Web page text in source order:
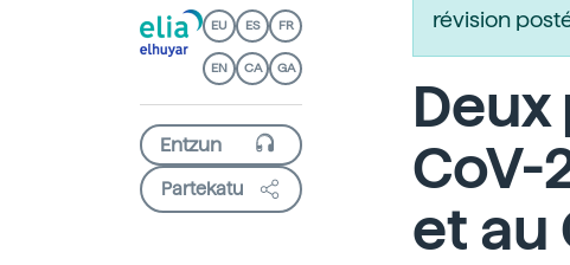
EU ES FR
EN CA GA
Partekatu
révision
Deux
CoV-
et au